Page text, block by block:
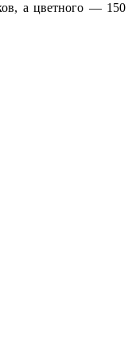
а цветного — 150